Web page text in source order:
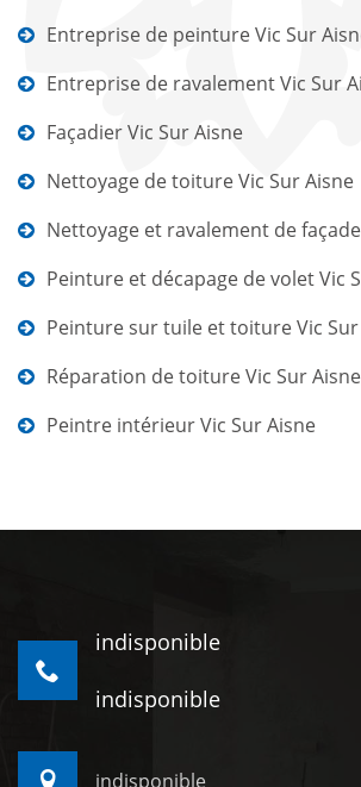
Entreprise de peinture Vic Sur
Entreprise de ravalement Vic Sur
Façadier Vic Sur Aisne
Nettoyage de toiture Vic Sur Aisne
Nettoyage et ravalement de
Peinture et décapage de volet Vic
Peinture sur tuile et toiture Vic
Réparation de toiture Vic Sur Aisne
Peintre intérieur Vic Sur Aisne
indisponible
indisponible
indisponible